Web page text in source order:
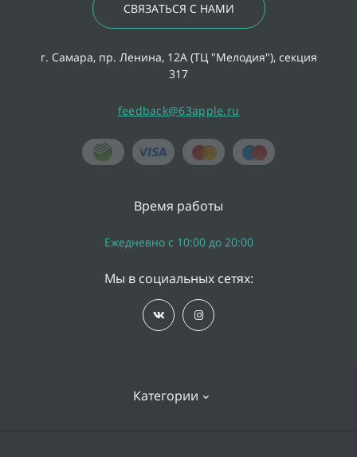
СВЯЗАТЬСЯ С НАМИ
г. Самара, пр. Ленина, 12А (ТЦ "Мелодия"), секция
317
feedback@63apple.ru
Категории
Время работы
Ежедневно с 10:00 до 20:00
Мы в социальных сетях: